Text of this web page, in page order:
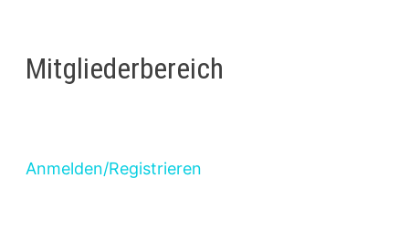
Mitgliederbereich
Anmelden/Registrieren